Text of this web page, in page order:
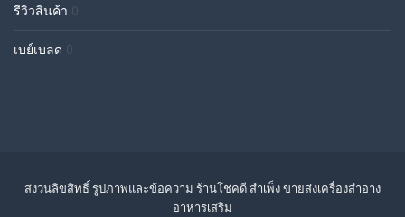
รีวิวสินค้า 0
เบย์เบลด 0
สงวนลิขสิทธิ์ รูปภาพและข้อความ ร้านโชคดี สำเพ็ง ขายส่งเครื่องสำอาง
อาหารเสริม